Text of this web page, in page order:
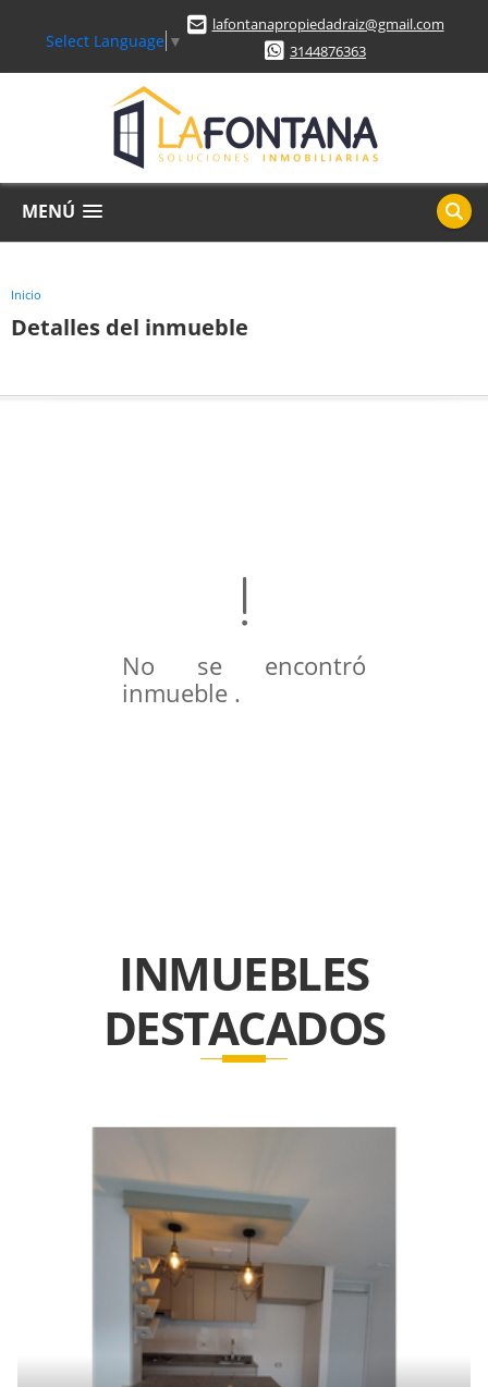
Select Language ▼
lafontanapropiedadraiz@gmail.com
3144876363
MENÚ
Inicio
Detalles del inmueble
No se encontró
inmueble .
INMUEBLES
DESTACADOS